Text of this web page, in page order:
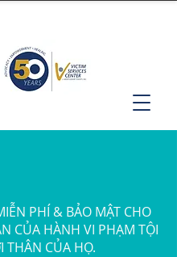
PHÍ & BẢO MẬT CHO
CỦA HÀNH VI PHẠM TỘI
THÂN CỦA HỌ.